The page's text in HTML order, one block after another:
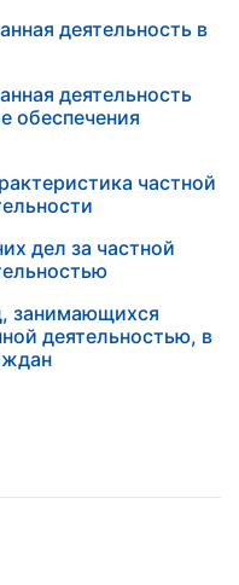
деятельность в
деятельность
обеспечения
частной
дел за частной
занимающихся
деятельностью, в